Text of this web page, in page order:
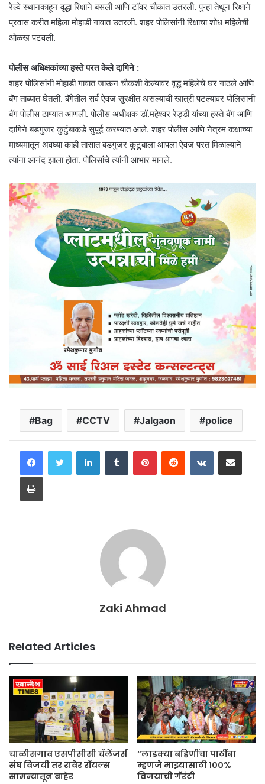
रेल्वे स्थानकाहून वृद्धा रिक्षाने बसली आणि टॉवर चौकात उतरली. पुन्हा तेथून रिक्षाने
प्रवास करीत महिला मोहाडी गावात उतरली. शहर पोलिसांनी रिक्षाचा शोध महिलेची
ओळख पटवली.
पोलीस अधिक्षकांच्या हस्ते परत केले दागिने :
शहर पोलिसांनी मोहाडी गावात जाऊन चौकशी केल्यावर वृद्ध महिलेचे घर गाठले आणि
बॅग ताब्यात घेतली. बॅगेतील सर्व ऐवज सुरक्षीत असल्याची खात्री पटल्यावर पोलिसांनी
बॅग पोलीस ठाण्यात आणली. पोलीस अधीक्षक डॉ.महेश्वर रेड्डी यांच्या हस्ते बॅग आणि
दागिने बडगुजर कुटुंबाकडे सुपूर्द करण्यात आले. शहर पोलीस आणि नेत्रम कक्षाच्या
माध्यमातून अवघ्या काही तासात बडगुजर कुटुंबाला आपला ऐवज परत मिळाल्याने
त्यांना आनंद झाला होता. पोलिसांचे त्यांनी आभार मानले.
Bag CCTV Jalgaon police
LinkedInTumblr PinterestReddit VKontakteShare via Email
Print
Zaki Ahmad
Related Articles
चाळीसगाव एसपीसीसी चॅलेंजर्स
संघ विजयी तर रावेर रॉयल्स
सामन्यातून बाहेर
“लाडक्या बहिणींचा पाठींबा
म्हणजे माझ्यासाठी १००%
विजयाची गॅरंटी